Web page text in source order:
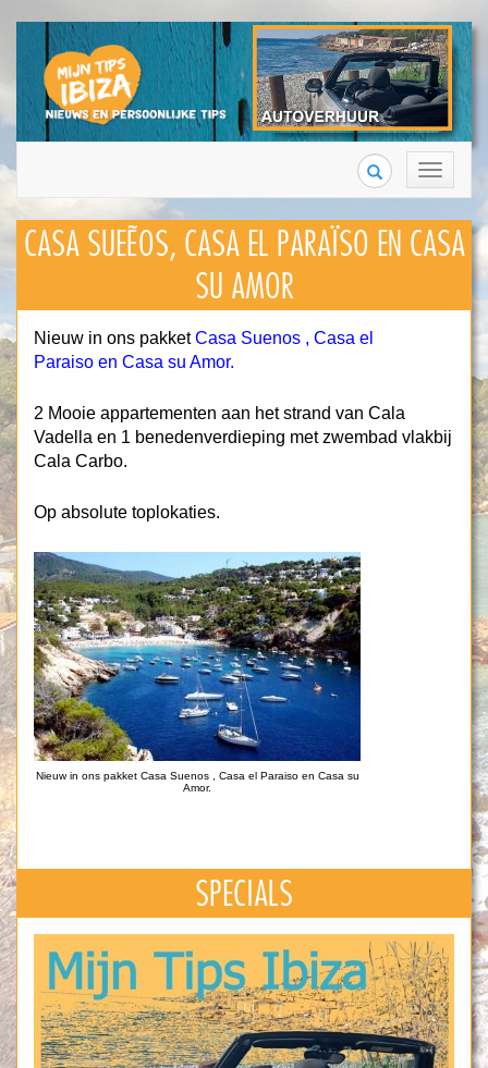
Toggle
navigation
Search
CASA SUEÑOS, CASA EL PARAÏSO EN CASA
SU AMOR
Nieuw in ons pakketCasa Suenos , Casa el
Paraiso en Casa su Amor.
2 Mooie appartementen aan het strand van Cala
Vadella en 1 benedenverdieping met zwembad vlakbij
Cala Carbo.
Op absolute toplokaties.
Nieuw in ons pakket Casa Suenos , Casa el Paraiso en Casa su
Amor.
SPECIALS